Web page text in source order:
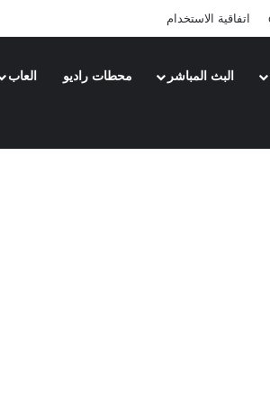
اتفاقية الاستخدام
البث المباشر محطات راديو العاب